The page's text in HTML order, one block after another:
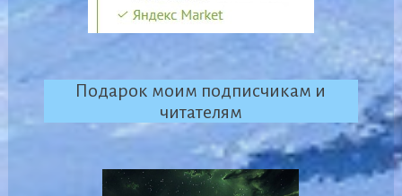
Подарок моим подписчикам и
читателям